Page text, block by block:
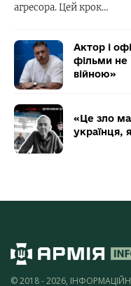
агресора. Цей крок…
Актор і
фільми не
війною»
«Це зло
українця,
© 2018 - 2026,